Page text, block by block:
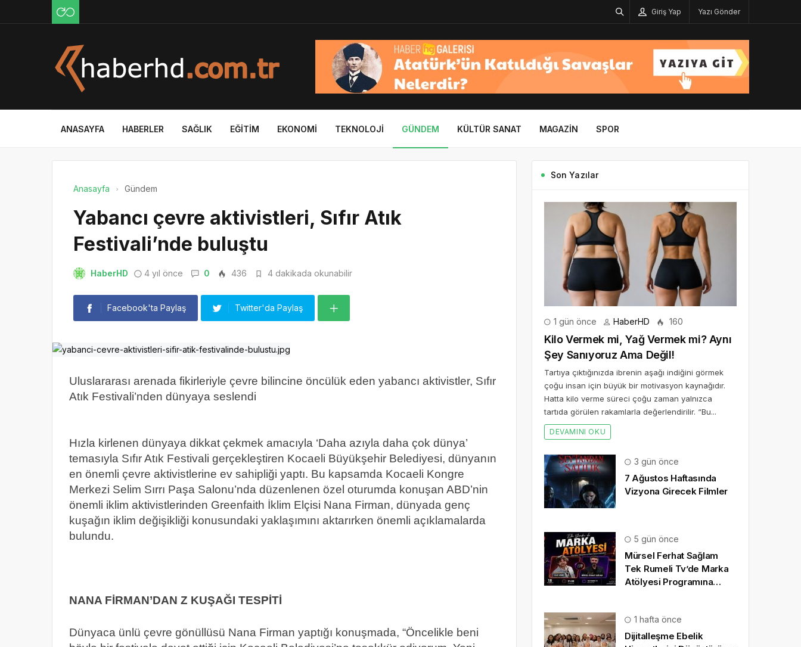
Giriş Yap Yazı Gönder
ANASAYFA HABERLER SAĞLIK EĞITIM EKONOMI TEKNOLOJI GÜNDEM KÜLTÜR SANAT MAGAZIN SPOR
Anasayfa Gündem
Yabancı çevre aktivistleri, Sıfır Atık
Festivali’nde buluştu
HaberHD 4 yıl önce 0 436 4 dakikada okunabilir
Facebook'ta Paylaş Twitter'da Paylaş
Uluslararası arenada fikirleriyle çevre bilincine öncülük eden yabancı aktivistler, Sıfır
Atık Festivali’nden dünyaya seslendi
Hızla kirlenen dünyaya dikkat çekmek amacıyla ‘Daha azıyla daha çok dünya’
temasıyla Sıfır Atık Festivali gerçekleştiren Kocaeli Büyükşehir Belediyesi, dünyanın
en önemli çevre aktivistlerine ev sahipliği yaptı. Bu kapsamda Kocaeli Kongre
Merkezi Selim Sırrı Paşa Salonu’nda düzenlenen özel oturumda konuşan ABD’nin
önemli iklim aktivistlerinden Greenfaith İklim Elçisi Nana Firman, dünyada genç
kuşağın iklim değişikliği konusundaki yaklaşımını aktarırken önemli açıklamalarda
bulundu.
NANA FİRMAN’DAN Z KUŞAĞI TESPİTİ
Dünyaca ünlü çevre gönüllüsü Nana Firman yaptığı konuşmada, “Öncelikle beni
Son Yazılar
1 gün önce HaberHD 160
Kilo Vermek mi, Yağ Vermek mi? Aynı
Şey Sanıyoruz Ama Değil!
Tartıya çıktığınızda ibrenin aşağı indiğini görmek
çoğu insan için büyük bir motivasyon kaynağıdır.
Hatta kilo verme süreci çoğu zaman yalnızca
tartıda görülen rakamlarla değerlendirilir. “Bu...
DEVAMINI OKU
3 gün önce
7 Ağustos Haftasında
Vizyona Girecek Filmler
5 gün önce
Mürsel Ferhat Sağlam
Tek Rumeli Tv’de Marka
Atölyesi Programına
1 hafta önce
Dijitalleşme Ebelik